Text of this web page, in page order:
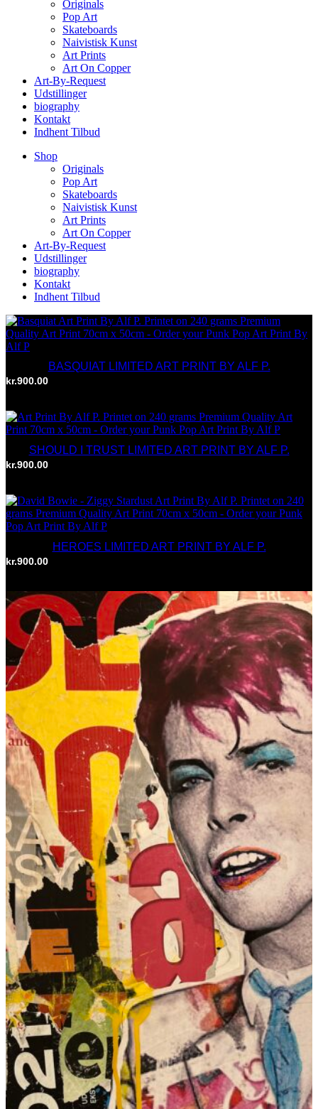
Originals
Pop Art
Skateboards
Naivistisk Kunst
Art Prints
Art On Copper
Art-By-Request
Udstillinger
biography
Kontakt
Indhent Tilbud
Shop
Originals
Pop Art
Skateboards
Naivistisk Kunst
Art Prints
Art On Copper
Art-By-Request
Udstillinger
biography
Kontakt
Indhent Tilbud
BASQUIAT LIMITED ART PRINT BY ALF P.
kr.900.00
SHOULD I TRUST LIMITED ART PRINT BY ALF P.
kr.900.00
HEROES LIMITED ART PRINT BY ALF P.
kr.900.00